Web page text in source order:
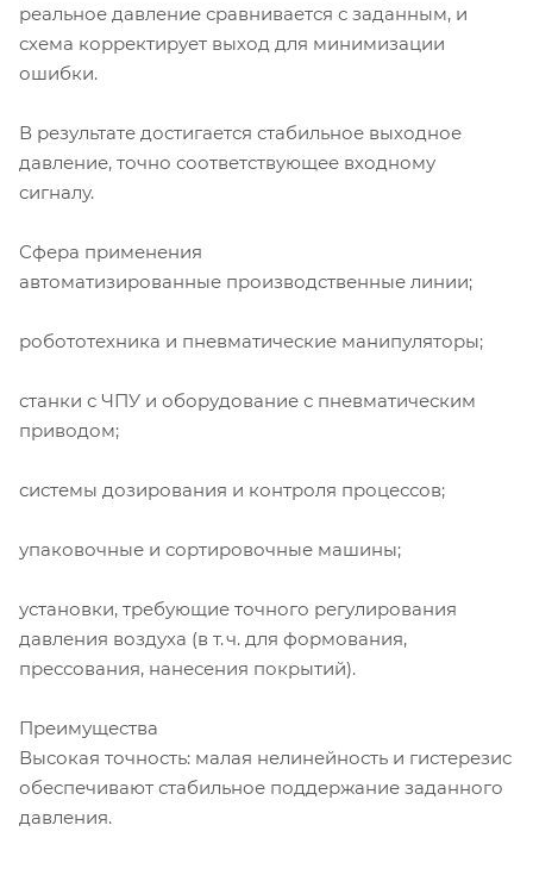
реальное давление сравнивается с заданным, и
схема корректирует выход для минимизации
ошибки.
В результате достигается стабильное выходное
давление, точно соответствующее входному
сигналу.
Сфера применения
автоматизированные производственные линии;
робототехника и пневматические манипуляторы;
станки с ЧПУ и оборудование с пневматическим
приводом;
системы дозирования и контроля процессов;
упаковочные и сортировочные машины;
установки, требующие точного регулирования
давления воздуха (в т. ч. для формования,
прессования, нанесения покрытий).
Преимущества
Высокая точность: малая нелинейность и гистерезис
обеспечивают стабильное поддержание заданного
давления.